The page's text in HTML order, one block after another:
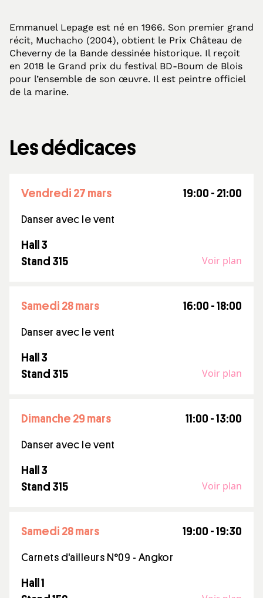
Emmanuel Lepage est né en 1966. Son premier grand
récit, Muchacho (2004), obtient le Prix Château de
Cheverny de la Bande dessinée historique. Il reçoit
en 2018 le Grand prix du festival BD-Boum de Blois
pour l’ensemble de son œuvre. Il est peintre officiel
de la marine.
Les dédicaces
vendredi 27 mars 19:00 - 21:00
Danser avec le vent
Hall 3
Stand 315
Voir plan
samedi 28 mars 16:00 - 18:00
Danser avec le vent
Hall 3
Stand 315
Voir plan
dimanche 29 mars 11:00 - 13:00
Danser avec le vent
Hall 3
Stand 315
Voir plan
samedi 28 mars 19:00 - 19:30
Carnets d'ailleurs N°09 - Angkor
Hall 1